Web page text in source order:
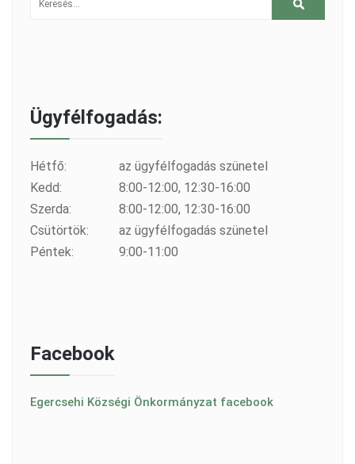
Ügyfélfogadás:
Hétfő:
az ügyfélfogadás szünetel
Kedd:
8:00-12:00, 12:30-16:00
Szerda:
8:00-12:00, 12:30-16:00
Csütörtök:
az ügyfélfogadás szünetel
Péntek:
9:00-11:00
Facebook
Egercsehi Községi Önkormányzat facebook